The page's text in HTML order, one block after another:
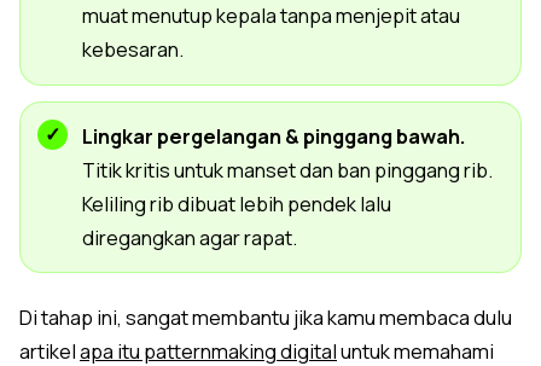
muat menutup kepala tanpa menjepit atau
kebesaran.
Lingkar pergelangan & pinggang bawah.
Titik kritis untuk manset dan ban pinggang rib.
Keliling rib dibuat lebih pendek lalu
diregangkan agar rapat.
Di tahap ini, sangat membantu jika kamu membaca dulu
artikelapa itu patternmaking digitaluntuk memahami